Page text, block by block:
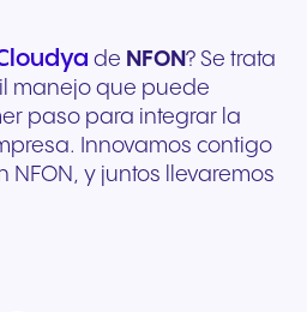
de NFON? Se trata
manejo que puede
paso para integrar la
Innovamos contigo
NFON, y juntos llevaremos